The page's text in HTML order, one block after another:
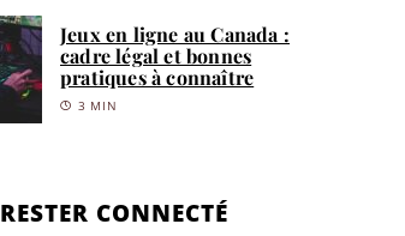
Jeux en ligne au Canada :
cadre légal et bonnes
pratiques à connaître
3 MIN
RESTER CONNECTÉ